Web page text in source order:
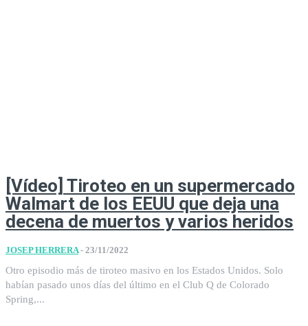
[Vídeo] Tiroteo en un supermercado
Walmart de los EEUU que deja una
decena de muertos y varios heridos
JOSEP HERRERA - 23/11/2022
Otro episodio más de tiroteo masivo en los Estados Unidos. Solo
habían pasado unos días del último en el Club Q de Colorado
Spring,...